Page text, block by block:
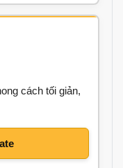
cách tối giản,